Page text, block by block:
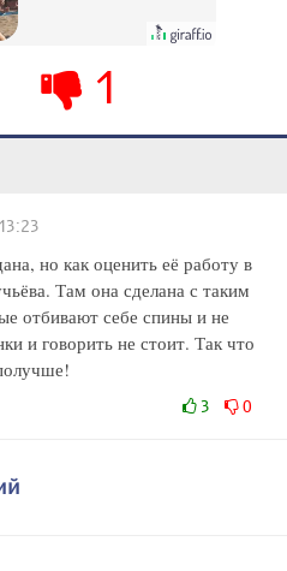
их не видят...
1
но как оценить её работу в
Там она сделана с таким
отбивают себе спины и не
и говорить не стоит. Так что
3 0